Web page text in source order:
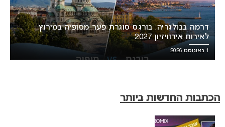
דרמה בבולגריה: בורגס סוגרת פער מסופיה במירוץ
לאירוח אירוויזיון 2027
1 באוגוסט 2026
הכתבות החדשות ביותר